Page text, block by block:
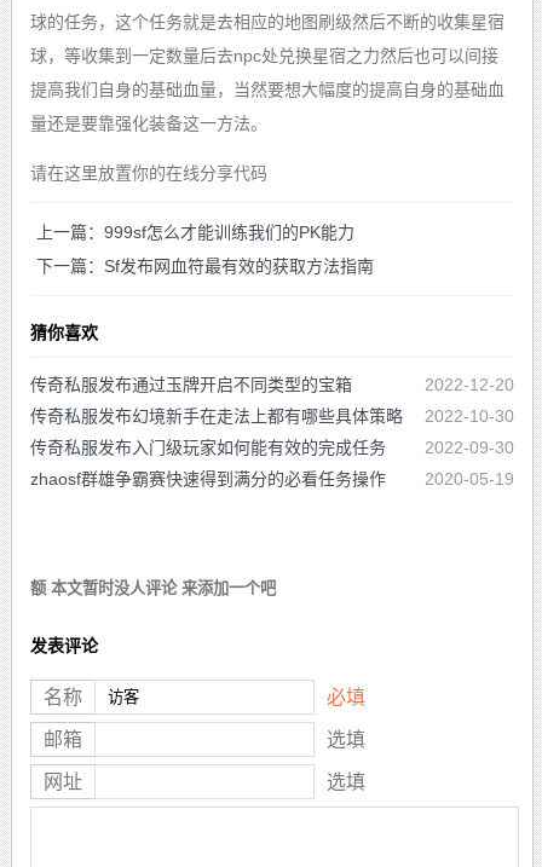
球的任务，这个任务就是去相应的地图刷级然后不断的收集星宿
球，等收集到一定数量后去npc处兑换星宿之力然后也可以间接
提高我们自身的基础血量，当然要想大幅度的提高自身的基础血
量还是要靠强化装备这一方法。
请在这里放置你的在线分享代码
上一篇：999sf怎么才能训练我们的PK能力
下一篇：Sf发布网血符最有效的获取方法指南
猜你喜欢
2022-12-20
传奇私服发布通过玉牌开启不同类型的宝箱
2022-10-30
传奇私服发布幻境新手在走法上都有哪些具体策略
2022-09-30
传奇私服发布入门级玩家如何能有效的完成任务
2020-05-19
zhaosf群雄争霸赛快速得到满分的必看任务操作
额 本文暂时没人评论 来添加一个吧
发表评论
名称 必填
邮箱 选填
网址 选填